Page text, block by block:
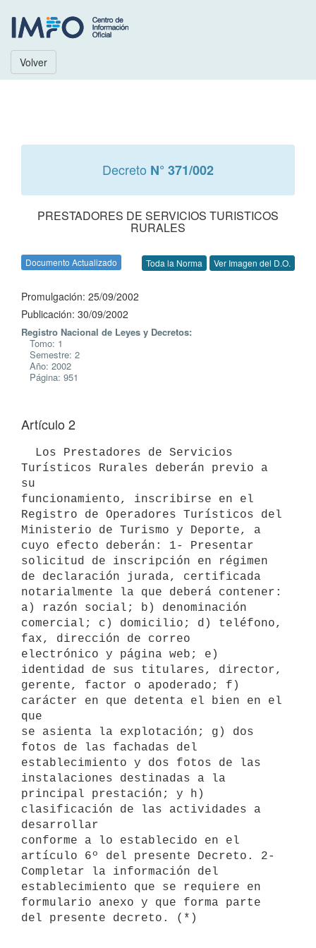
Volver
Decreto N° 371/002
PRESTADORES DE SERVICIOS TURISTICOS
RURALES
Documento Actualizado Toda la Norma Ver Imagen del D.O.
Promulgación: 25/09/2002
Publicación: 30/09/2002
Registro Nacional de Leyes y Decretos:
Tomo: 1
Semestre: 2
Año: 2002
Página: 951
Artículo 2
Turísticos Rurales deberán previo a
su
funcionamiento, inscribirse en el
Registro de Operadores Turísticos del
Ministerio de Turismo y Deporte, a
cuyo efecto deberán: 1- Presentar
solicitud de inscripción en régimen
de declaración jurada, certificada
notarialmente la que deberá contener:
a) razón social; b) denominación
comercial; c) domicilio; d) teléfono,
fax, dirección de correo
electrónico y página web; e)
identidad de sus titulares, director,
gerente, factor o apoderado; f)
carácter en que detenta el bien en el
que
se asienta la explotación; g) dos
fotos de las fachadas del
establecimiento y dos fotos de las
instalaciones destinadas a la
principal prestación; y h)
clasificación de las actividades a
desarrollar
conforme a lo establecido en el
artículo 6º del presente Decreto. 2-
Completar la información del
establecimiento que se requiere en
formulario anexo y que forma parte